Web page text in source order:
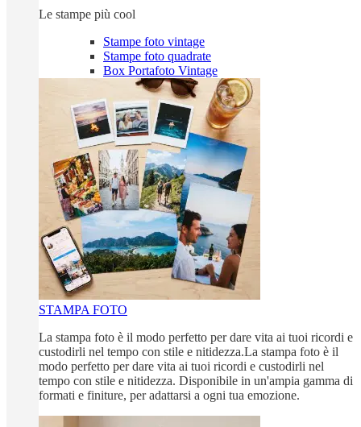
Le stampe più cool
Stampe foto vintage
Stampe foto quadrate
Box Portafoto Vintage
STAMPA FOTO
La stampa foto è il modo perfetto per dare vita ai tuoi ricordi e
custodirli nel tempo con stile e nitidezza.La stampa foto è il
modo perfetto per dare vita ai tuoi ricordi e custodirli nel
tempo con stile e nitidezza. Disponibile in un'ampia gamma di
formati e finiture, per adattarsi a ogni tua emozione.